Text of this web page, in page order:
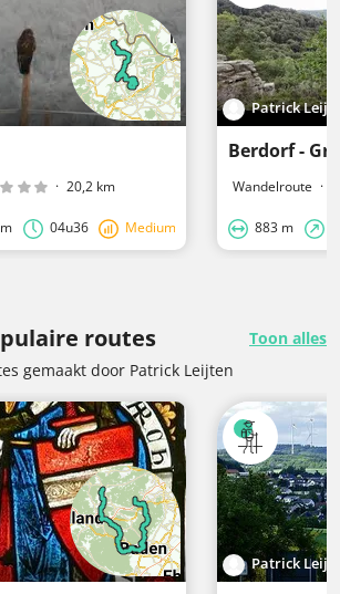
· 20,2 km
04u36 Medium
Patrick
Berdorf -
Wandelroute ·
883 m
routes
Toon alles
gemaakt door Patrick Leijten
Patrick